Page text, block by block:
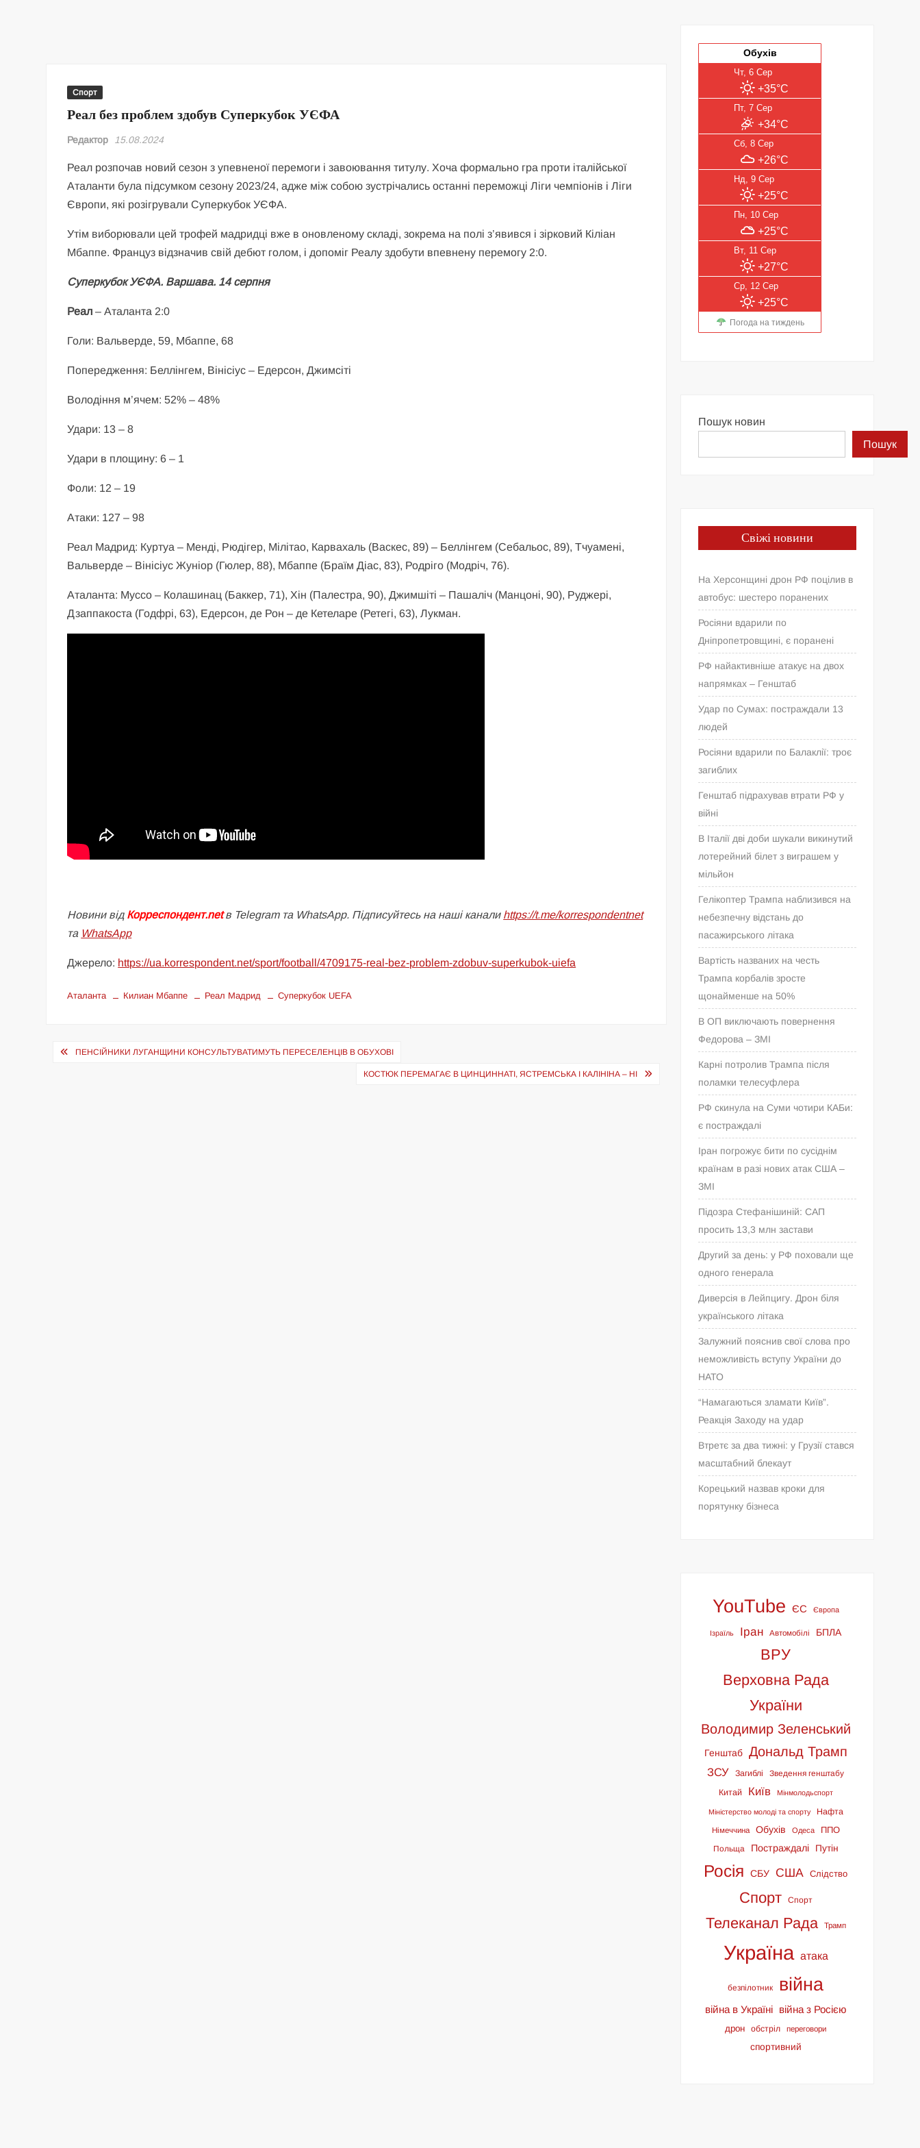
Спорт
Реал без проблем здобув Суперкубок УЄФА
Редактор 15.08.2024
Реал розпочав новий сезон з упевненої перемоги і завоювання титулу. Хоча формально гра проти італійської
Аталанти була підсумком сезону 2023/24, адже між собою зустрічались останні переможці Ліги чемпіонів і Ліги
Європи, які розігрували Суперкубок УЄФА.
Утім виборювали цей трофей мадридці вже в оновленому складі, зокрема на полі з’явився і зірковий Кіліан
Мбаппе. Француз відзначив свій дебют голом, і допоміг Реалу здобути впевнену перемогу 2:0.
Суперкубок УЄФА. Варшава. 14 серпня
Реал – Аталанта 2:0
Голи: Вальверде, 59, Мбаппе, 68
Попередження: Беллінгем, Вінісіус – Едерсон, Джимсіті
Володіння м’ячем: 52% – 48%
Удари: 13 – 8
Удари в площину: 6 – 1
Фоли: 12 – 19
Атаки: 127 – 98
Реал Мадрид: Куртуа – Менді, Рюдігер, Мілітао, Карвахаль (Васкес, 89) – Беллінгем (Себальос, 89), Тчуамені,
Вальверде – Вінісіус Жуніор (Гюлер, 88), Мбаппе (Браїм Діас, 83), Родріго (Модріч, 76).
Аталанта: Муссо – Колашинац (Баккер, 71), Хін (Палестра, 90), Джимшіті – Пашаліч (Манцоні, 90), Руджері,
Дзаппакоста (Годфрі, 63), Едерсон, де Рон – де Кетеларе (Ретегі, 63), Лукман.
Новини відКорреспондент.netв Telegram та WhatsApp. Підписуйтесь на наші канали https://t.me/korrespondentnet
та WhatsApp
Джерело: https://ua.korrespondent.net/sport/football/4709175-real-bez-problem-zdobuv-superkubok-uiefa
Аталанта Килиан Мбаппе Реал Мадрид Суперкубок UEFA
Навігація
ПЕНСІЙНИКИ ЛУГАНЩИНИ КОНСУЛЬТУВАТИМУТЬ ПЕРЕСЕЛЕНЦІВ В ОБУХОВІ
КОСТЮК ПЕРЕМАГАЄ В ЦИНЦИННАТІ, ЯСТРЕМСЬКА І КАЛІНІНА – НІ
Обухів
Чт, 6 Сер
+35°C
Пт, 7 Сер
+34°C
Сб, 8 Сер
+26°C
Нд, 9 Сер
+25°C
Пн, 10 Сер
+25°C
Вт, 11 Сер
+27°C
Ср, 12 Сер
+25°C
Погода на тиждень
Пошук новин
Пошук
Свіжі новини
На Херсонщині дрон РФ поцілив в
автобус: шестеро поранених
Росіяни вдарили по
Дніпропетровщині, є поранені
РФ найактивніше атакує на двох
напрямках – Генштаб
Удар по Сумах: постраждали 13
людей
Росіяни вдарили по Балаклії: троє
загиблих
Генштаб підрахував втрати РФ у
війні
В Італії дві доби шукали викинутий
лотерейний білет з виграшем у
мільйон
Гелікоптер Трампа наблизився на
небезпечну відстань до
пасажирського літака
Вартість названих на честь
Трампа корбалів зросте
щонайменше на 50%
В ОП виключають повернення
Федорова – ЗМІ
Карні потролив Трампа після
поламки телесуфлера
РФ скинула на Суми чотири КАБи:
є постраждалі
Іран погрожує бити по сусіднім
країнам в разі нових атак США –
ЗМІ
Підозра Стефанішиній: САП
просить 13,3 млн застави
Другий за день: у РФ поховали ще
одного генерала
Диверсія в Лейпцигу. Дрон біля
українського літака
Залужний пояснив свої слова про
неможливість вступу України до
НАТО
“Намагаються зламати Київ”.
Реакція Заходу на удар
Втретє за два тижні: у Грузії стався
масштабний блекаут
Корецький назвав кроки для
порятунку бізнеса
YouTube ЄС Європа
Ізраїль Іран Автомобілі БПЛА
ВРУ
Верховна Рада
України
Володимир Зеленський
Генштаб Дональд Трамп
ЗСУ Загиблі
Зведення генштабу
Китай
Київ Мінмолодьспорт
Міністерство молоді та спорту Нафта
Німеччина Обухів Одеса ППО
Польща Постраждалі Путін
Росія СБУ США Слідство
Спорт Спорт
Телеканал Рада Трамп
Україна атака
безпілотник війна
війна в Україні війна з Росією
дрон обстріл переговори
спортивний